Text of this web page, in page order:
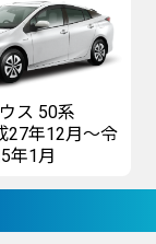
ス 50系
27年12月～令
年1月